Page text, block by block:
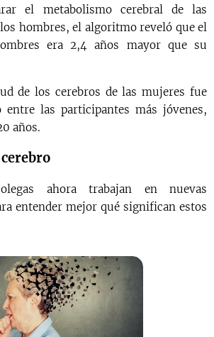
el metabolismo cerebral de las
hombres, el algoritmo reveló que el
era 2,4 años mayor que su
de los cerebros de las mujeres fue
entre las participantes más jóvenes,
años.
ahora trabajan en nuevas
entender mejor qué significan estos